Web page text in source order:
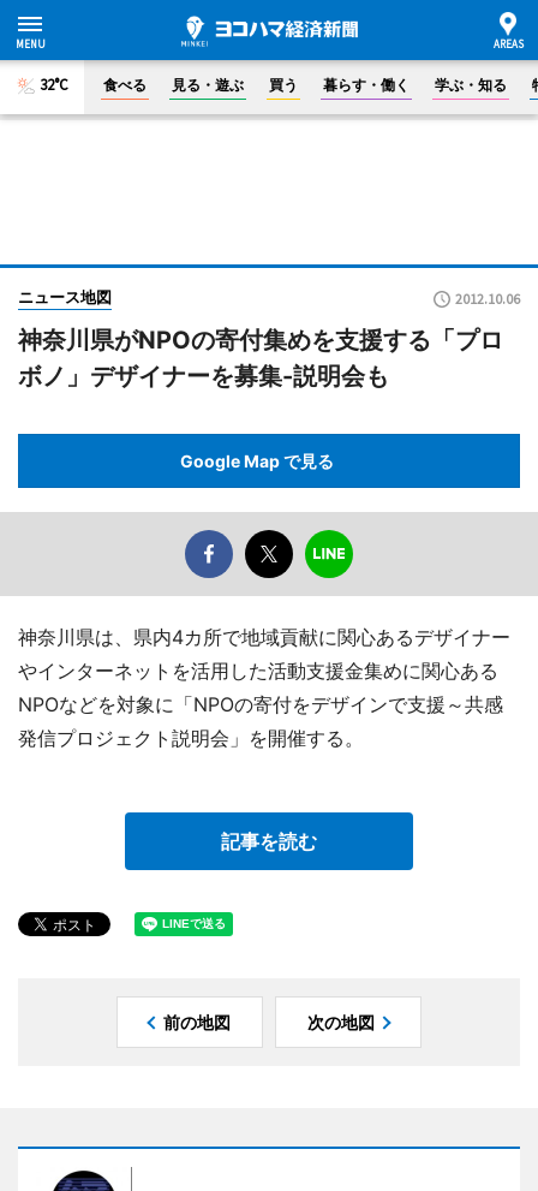
32°C 食べる 見る・遊ぶ 買う 暮らす・働く 学ぶ・知る
ニュース地図 2012.10.06
神奈川県がNPOの寄付集めを支援する「プロ
ボノ」デザイナーを募集-説明会も
Google Map で見る
神奈川県は、県内4カ所で地域貢献に関心あるデザイナー
やインターネットを活用した活動支援金集めに関心ある
NPOなどを対象に「NPOの寄付をデザインで支援～共感
発信プロジェクト説明会」を開催する。
記事を読む
前の地図 次の地図